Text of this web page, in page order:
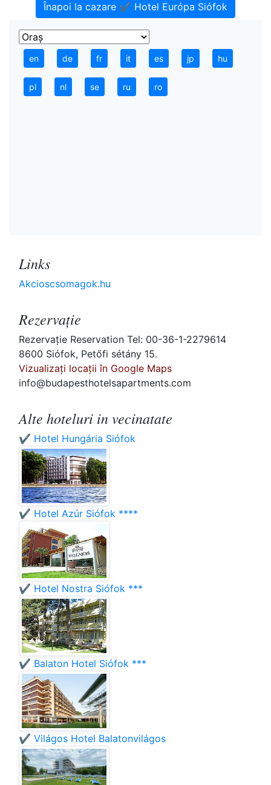
Înapoi la cazare ✔️ Hotel Európa Siófok
en de fr it es jp hu
pl nl se ru ro
Links
Akcioscsomagok.hu
Rezervaţie
Rezervaţie Reservation Tel: 00-36-1-2279614
8600 Siófok, Petőfi sétány 15.
Vizualizați locații în Google Maps
info@budapesthotelsapartments.com
Alte hoteluri in vecinatate
✔️ Hotel Hungária Siófok
✔️ Hotel Azúr Siófok ****
✔️ Hotel Nostra Siófok ***
✔️ Balaton Hotel Siófok ***
✔️ Világos Hotel Balatonvilágos